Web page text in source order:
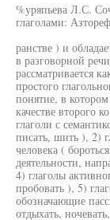
%уряпьева Л.С.
глаголами:
ранстве ) и
в разговорной
рассматривается
простого
понятие, в
качестве второго
глаголи с
писать, шить ), 2)
человека (
деятельности,
4) глаголы
пробовать ), 5)
обозначающие
отдыхать,